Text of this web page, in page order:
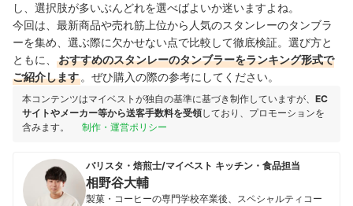
し、選択肢が多いぶんどれを選べばよいか迷いますよね。
今回は、最新商品や売れ筋上位から人気のスタンレーのタンブラ
ーを集め、選ぶ際に欠かせない点で比較して徹底検証。選び方と
ともに、
おすすめのスタンレーのタンブラーをランキング形式で
ご紹介します 。ぜひ購入の際の参考にしてください。
本コンテンツはマイベストが独自の基準に基づき制作していますが、 EC
サイトやメーカー等から送客手数料を受領しており、プロモーションを
含みます。
制作・運営ポリシー
バリスタ・焙煎士/マイベスト キッチン・食品担当
相野谷大輔
製菓・コーヒーの専門学校卒業後、スペシャルティコー